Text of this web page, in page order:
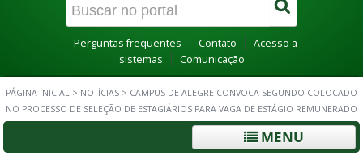
Perguntas frequentes Contato
Acesso a
sistemas
Comunicação
PÁGINA INICIAL > NOTÍCIAS > CAMPUS DE ALEGRE CONVOCA SEGUNDO COLOCADO
NO PROCESSO DE SELEÇÃO DE ESTAGIÁRIOS PARA VAGA DE ESTÁGIO REMUNERADO
MENU